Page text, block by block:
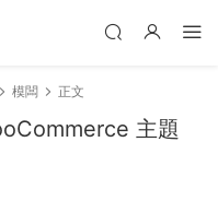
模闆 正文
主題